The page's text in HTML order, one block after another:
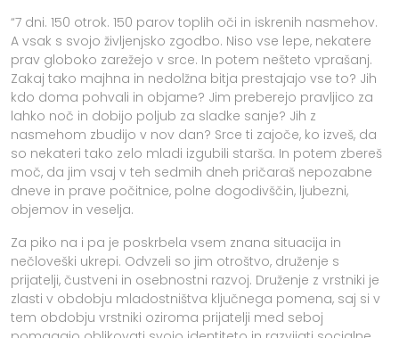
“7 dni. 150 otrok. 150 parov toplih oči in iskrenih nasmehov.
A vsak s svojo življenjsko zgodbo. Niso vse lepe, nekatere
prav globoko zarežejo v srce. In potem nešteto vprašanj.
Zakaj tako majhna in nedolžna bitja prestajajo vse to? Jih
kdo doma pohvali in objame? Jim preberejo pravljico za
lahko noč in dobijo poljub za sladke sanje? Jih z
nasmehom zbudijo v nov dan? Srce ti zajoče, ko izveš, da
so nekateri tako zelo mladi izgubili starša. In potem zbereš
moč, da jim vsaj v teh sedmih dneh pričaraš nepozabne
dneve in prave počitnice, polne dogodivščin, ljubezni,
objemov in veselja.
Za piko na i pa je poskrbela vsem znana situacija in
nečloveški ukrepi. Odvzeli so jim otroštvo, druženje s
prijatelji, čustveni in osebnostni razvoj. Druženje z vrstniki je
zlasti v obdobju mladostništva ključnega pomena, saj si v
tem obdobju vrstniki oziroma prijatelji med seboj